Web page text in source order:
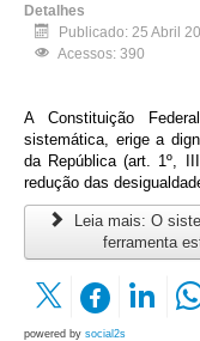
Detalhes
Publicado: 25 Abril
Acessos: 390
A Constituição
sistemática, erige a
da República (art. 1º,
redução das
Leia mais: O
ferramenta
powered by social2s